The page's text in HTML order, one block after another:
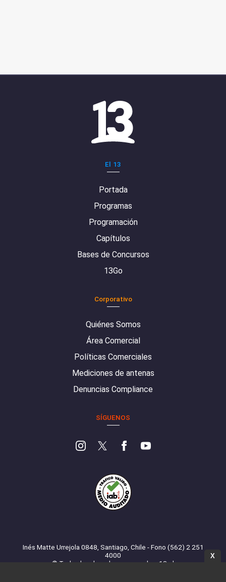
El 13
Portada
Programas
Programación
Capítulos
Bases de Concursos
13Go
Corporativo
Quiénes Somos
Área Comercial
Políticas Comerciales
Mediciones de antenas
Denuncias Compliance
SÍGUENOS
Inés Matte Urrejola 0848, Santiago, Chile - Fono (562) 2 251
4000
© Todos los derechos reservados. 13.cl
X